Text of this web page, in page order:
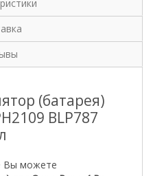
(батарея)
BLP787
Вы можете